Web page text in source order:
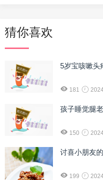
猜你喜欢
5岁宝咳嗽头
181
孩子睡觉腿
150
讨喜小朋友
199